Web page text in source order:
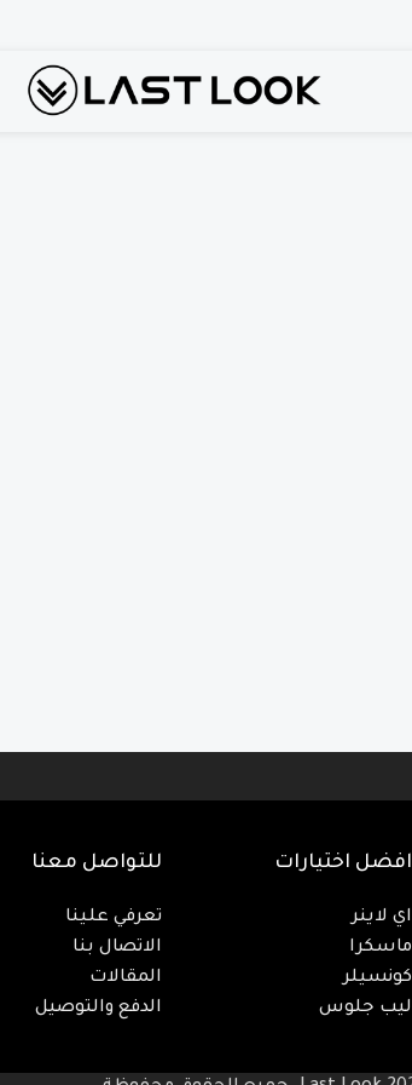
افضل اختيارات
اي لاينر
ماسكرا
كونسيلر
ليب جلوس
للتواصل معنا
تعرفي علينا
الاتصال بنا
المقالات
الدفع والتوصيل